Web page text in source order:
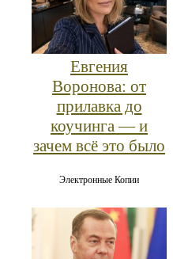
Евгения
Воронова: от
прилавка до
коучинга — и
зачем всё это было
Электронные Копии